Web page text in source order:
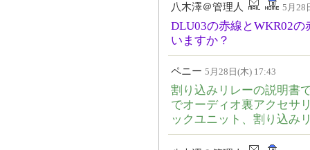
八木澤＠管理人 5月28
DLU03の赤線とWKR02
いますか？
ペニー 5月28日(木) 17:43
割り込みリレーの説明書
でオーディオ裏アクセサ
ックユニット、割り込み